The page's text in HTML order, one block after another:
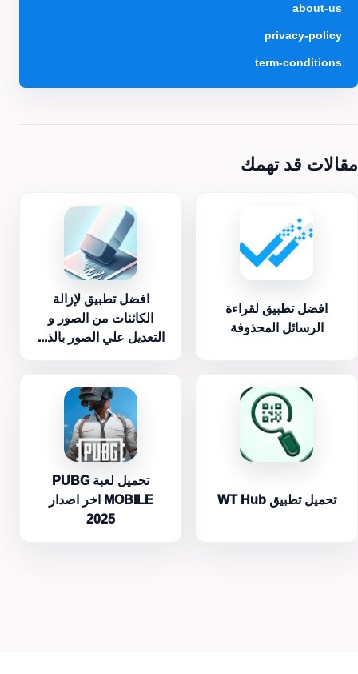
about-us
privacy-policy
term-conditions
مقالات قد تهمك
افضل تطبيق لقراءة
الرسائل المحذوفة
افضل تطبيق لإزالة
الكائنات من الصور و
التعديل علي الصور بالذ...
تحميل تطبيق WT Hub
تحميل لعبة PUBG
MOBILE اخر اصدار
2025